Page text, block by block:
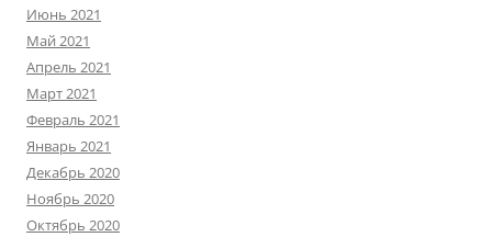
Июнь 2021
Май 2021
Апрель 2021
Март 2021
Февраль 2021
Январь 2021
Декабрь 2020
Ноябрь 2020
Октябрь 2020